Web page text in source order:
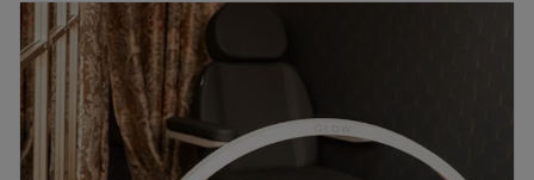
Antradienis
Trečiadienis
Ketvirtadienis
Penktadienis
Šeštadienis
09:00
Sekmadienis
09:00–20:00